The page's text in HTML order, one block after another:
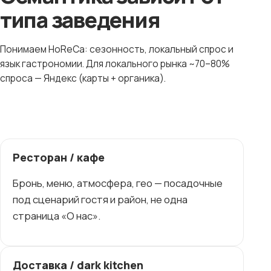
типа заведения
Понимаем HoReCa: сезонность, локальный спрос и
язык гастрономии. Для локального рынка ~70–80%
спроса — Яндекс (карты + органика).
Ресторан / кафе
Бронь, меню, атмосфера, гео — посадочные
под сценарий гостя и район, не одна
страница «О нас».
Доставка / dark kitchen